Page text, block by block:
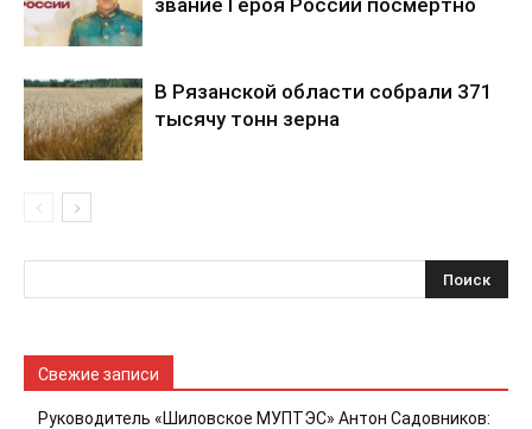
звание Героя России посмертно
В Рязанской области собрали 371
тысячу тонн зерна
Свежие записи
Руководитель «Шиловское МУПТЭС» Антон Садовников: